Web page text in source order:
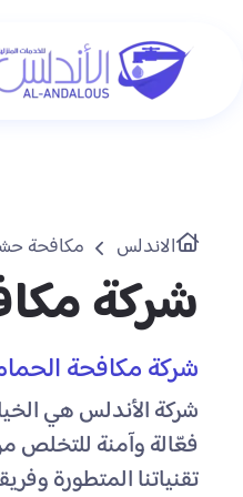
الاندلس مكافحة
شركة
شركة مكافحة
شركة الأندلس هي
فعّالة وآمنة للتخلص
تقنياتنا المتطورة